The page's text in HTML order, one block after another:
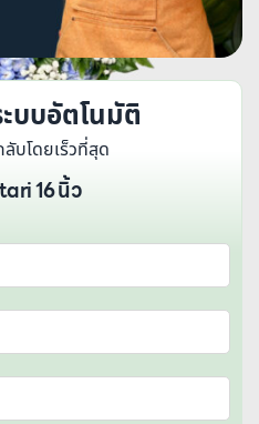
บบอัตโนมัติ
ลับโดยเร็วที่สุด
16 นิ้ว